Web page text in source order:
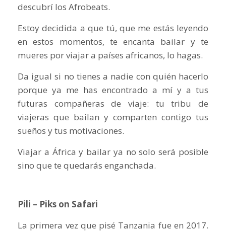
descubrí los Afrobeats.
Estoy decidida a que tú, que me estás leyendo
en estos momentos, te encanta bailar y te
mueres por viajar a países africanos, lo hagas.
Da igual si no tienes a nadie con quién hacerlo
porque ya me has encontrado a mí y a tus
futuras compañeras de viaje: tu tribu de
viajeras que bailan y comparten contigo tus
sueños y tus motivaciones.
Viajar a África y bailar ya no solo será posible
sino que te quedarás enganchada.
Pili – Piks on Safari
La primera vez que pisé Tanzania fue en 2017.